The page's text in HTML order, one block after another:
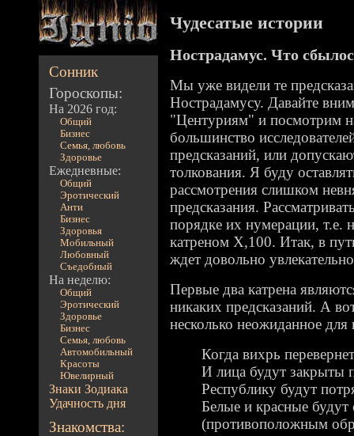
Сонник
Гороскопы:
На 2026 год:
Общий
Бизнес
Семья, любовь
Здоровье
Ежедневные:
Общий
Эротический
Анти
Бизнес
Здоровья
Мобильный
Любовный
Съедобный
На неделю:
Общий
Эротический
Здоровье
Бизнес
Семья, любовь
Автомобильный
Красоты
Ювелирный
Знаки Зодиака
Удачность дня
Знакомства:
Чудесатые истории
Нострадамус. Что
Мы уже видели те
Нострадамусу. Давайте
"Центуриям" и посмотрим
большинство
предсказаний, или
толкования. Я буду
рассмотрения слишком
предсказания.
порядке их нумерации, т.е.
катреном X,100. Итак, в
ждет довольно
Первые два катрена
никаких предсказаний. А
несколько неожиданное для
Когда вихрь
И лица будут закрыты
Республику будут
Белые и красные будут
(противоположным